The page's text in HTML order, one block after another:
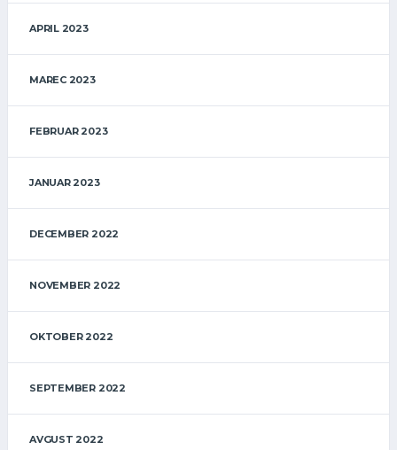
APRIL 2023
MAREC 2023
FEBRUAR 2023
JANUAR 2023
DECEMBER 2022
NOVEMBER 2022
OKTOBER 2022
SEPTEMBER 2022
AVGUST 2022